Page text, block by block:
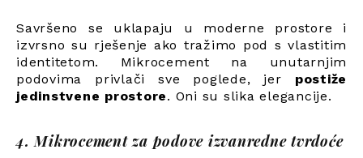
Savršeno se uklapaju u moderne prostore i
izvrsno su rješenje ako tražimo pod s vlastitim
identitetom. Mikrocement na unutarnjim
podovima privlači sve poglede, jer postiže
jedinstvene prostore. Oni su slika elegancije.
4. Mikrocement za podove izvanredne tvrdoće